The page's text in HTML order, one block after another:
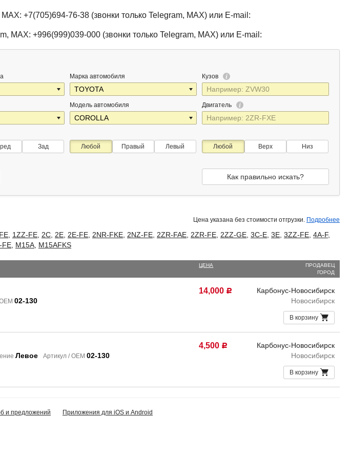
+7(705)694-76-38 (звонки только Telegram, MAX) или E-mail:
MAX: +996(999)039-000 (звонки только Telegram, MAX) или E-mail:
Марка автомобиля
Модель автомобиля
Кузов
Двигатель
Зад Любой Правый Левый Любой Верх Низ
Как правильно искать?
Цена указана без стоимости отгрузки. Подробнее
1ZZ-FE 2C 2E 2E-FE 2NR-FKE 2NZ-FE 2ZR-FAE 2ZR-FE 2ZZ-GE 3C-E 3E 3ZZ-FE 4A-F,
FE M15A M15AFKS
ЦЕНА
ПРОДАВЕЦ
ГОРОД
02-130
14,000 Р
Карбонус-Новосибирск
Новосибирск
В корзину
Левое Артикул / OEM 02-130
4,500 Р
Карбонус-Новосибирск
Новосибирск
В корзину
и предложений
Приложения для iOS и Android